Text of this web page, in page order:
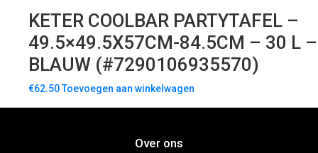
KETER COOLBAR PARTYTAFEL –
49.5×49.5X57CM-84.5CM – 30 L –
BLAUW (#7290106935570)
€62.50Toevoegen aan winkelwagen
Over ons